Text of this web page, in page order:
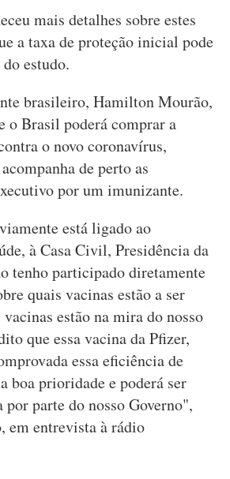
mais detalhes sobre estes
a taxa de proteção inicial pode
estudo.
brasileiro, Hamilton Mourão,
o Brasil poderá comprar a
o novo coronavírus,
de perto as
por um imunizante.
está ligado ao
à Casa Civil, Presidência da
tenho participado diretamente
quais vacinas estão a ser
estão na mira do nosso
que essa vacina da Pfizer,
essa eficiência de
boa prioridade e poderá ser
parte do nosso Governo",
em entrevista à rádio